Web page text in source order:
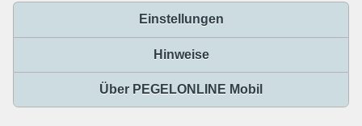
Einstellungen
Hinweise
Über PEGELONLINE Mobil